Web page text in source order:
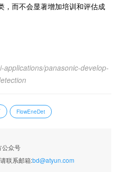
，而不会显著增加培训和评估成
applications/panasonic-develop-
FlowEneDet
公众号
联系邮箱:bd@atyun.com